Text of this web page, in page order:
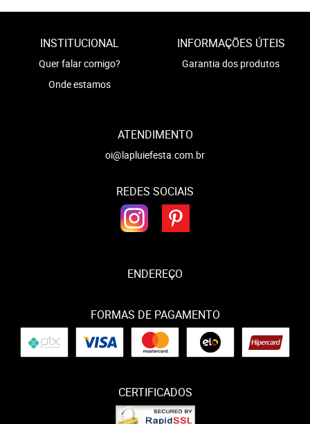
INSTITUCIONAL
Quer falar comigo?
Onde estamos
INFORMAÇÕES ÚTEIS
Garantia dos produtos
ATENDIMENTO
oi@lapluiefesta.com.br
REDES SOCIAIS
ENDEREÇO
FORMAS DE PAGAMENTO
CERTIFICADOS